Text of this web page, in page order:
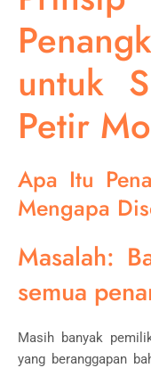
untuk
Petir
Apa Itu
Mengapa
Masalah:
semua
Masih banyak
yang beranggapan